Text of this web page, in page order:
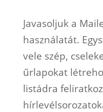
Javasoljuk a
használatát.
vele szép,
űrlapokat
listádra